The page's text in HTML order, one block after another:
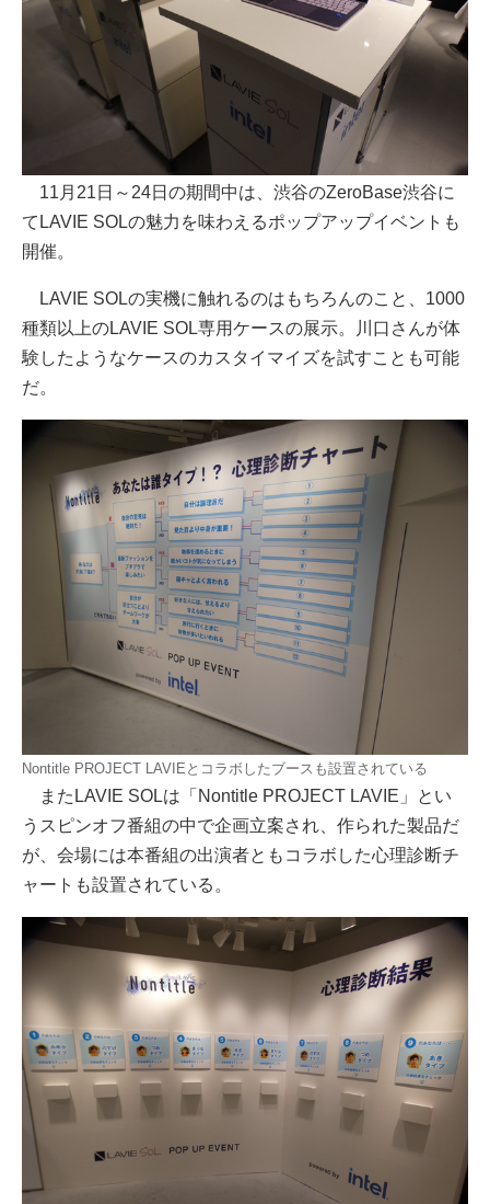
11月21日～24日の期間中は、渋谷のZeroBase渋谷に
てLAVIE SOLの魅力を味わえるポップアップイベントも
開催。
LAVIE SOLの実機に触れるのはもちろんのこと、1000
種類以上のLAVIE SOL専用ケースの展示。川口さんが体
験したようなケースのカスタイマイズを試すことも可能
だ。
Nontitle PROJECT LAVIEとコラボしたブースも設置されている
またLAVIE SOLは「Nontitle PROJECT LAVIE」とい
うスピンオフ番組の中で企画立案され、作られた製品だ
が、会場には本番組の出演者ともコラボした心理診断チ
ャートも設置されている。